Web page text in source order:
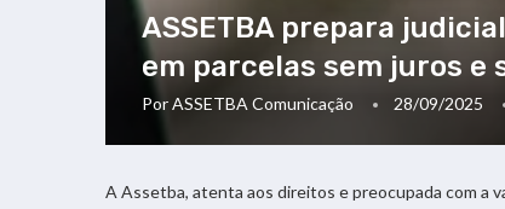
ASSETBA prepara
em parcelas sem juros e
PorASSETBA Comunicação 28/09/2025
A Assetba, atenta aos direitos e preocupada com a